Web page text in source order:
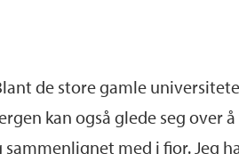
de store gamle
kan også glede seg over
med i fjor. Jeg